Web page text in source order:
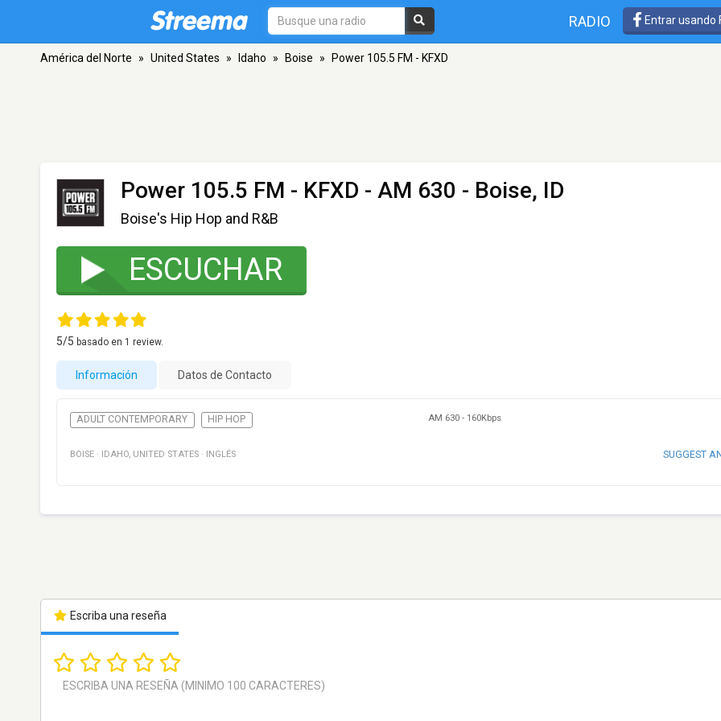
RADIO Entrar usando
América del Norte » United States » Idaho » Boise » Power 105.5 FM - KFXD
Power 105.5 FM - KFXD - AM 630 - Boise, ID
Boise's Hip Hop and R&B
ESCUCHAR
5/5 basado en 1 review.
Información Datos de Contacto
ADULT CONTEMPORARY HIP HOP AM 630 - 160Kbps
BOISE · IDAHO, UNITED STATES · INGLÉS SUGGEST
Escriba una reseña